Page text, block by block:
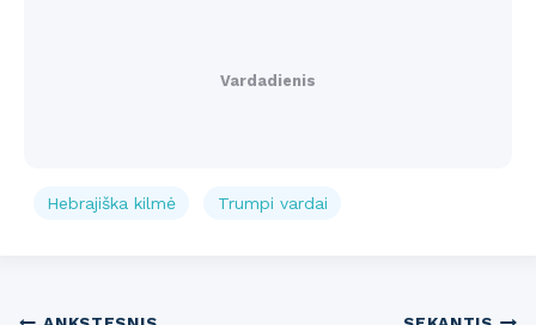
Vardadienis
Hebrajiška kilmė Trumpi vardai